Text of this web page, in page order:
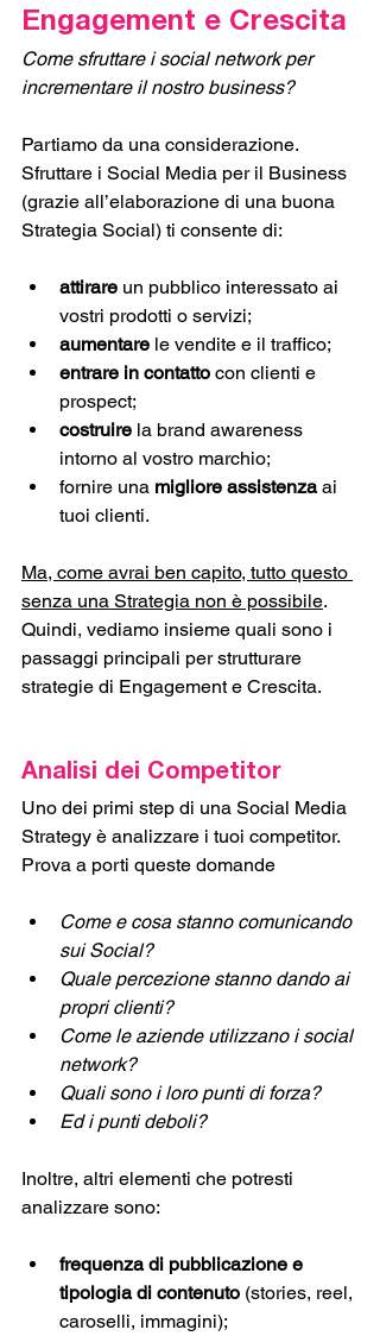
Engagement e Crescita
Come sfruttare i social network per
incrementare il nostro business?
Partiamo da una considerazione.
Sfruttare i Social Media per il Business
(grazie all’elaborazione di una buona
Strategia Social) ti consente di:
attirare un pubblico interessato ai
vostri prodotti o servizi;
aumentare le vendite e il traffico;
entrare in contatto con clienti e
prospect;
costruire la brand awareness
intorno al vostro marchio;
fornire una migliore assistenza ai
tuoi clienti.
Ma, come avrai ben capito, tutto questo
senza una Strategia non è possibile.
Quindi, vediamo insieme quali sono i
passaggi principali per strutturare
strategie di Engagement e Crescita.
Analisi dei Competitor
Uno dei primi step di una Social Media
Strategy è analizzare i tuoi competitor.
Prova a porti queste domande
Come e cosa stanno comunicando
sui Social?
Quale percezione stanno dando ai
propri clienti?
Come le aziende utilizzano i social
network?
Quali sono i loro punti di forza?
Ed i punti deboli?
Inoltre, altri elementi che potresti
analizzare sono:
frequenza di pubblicazione e
tipologia di contenuto (stories, reel,
caroselli, immagini);